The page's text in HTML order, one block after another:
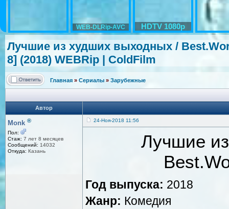
WEB-DLRip-AVC HDTV 1080p
Лучшие из худших выходных /
8] (2018) WEBRip | ColdFilm
Главная » Сериалы » Зарубежные
Автор
Monk ®
Пол:
Стаж: 7 лет 8 месяцев
Сообщений: 14032
Откуда: Казань
24-Ноя-2018 11:56
Лучшие
Год выпуска: 2018
Жанр: Комедия